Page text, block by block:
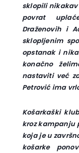
sklopili nikakav
povrat
Draženovih i
sklopljenim
opstanak i
konačno
nastaviti već
Petrović ima
Košarkaški
kroz kampanju
koja je u
košarke